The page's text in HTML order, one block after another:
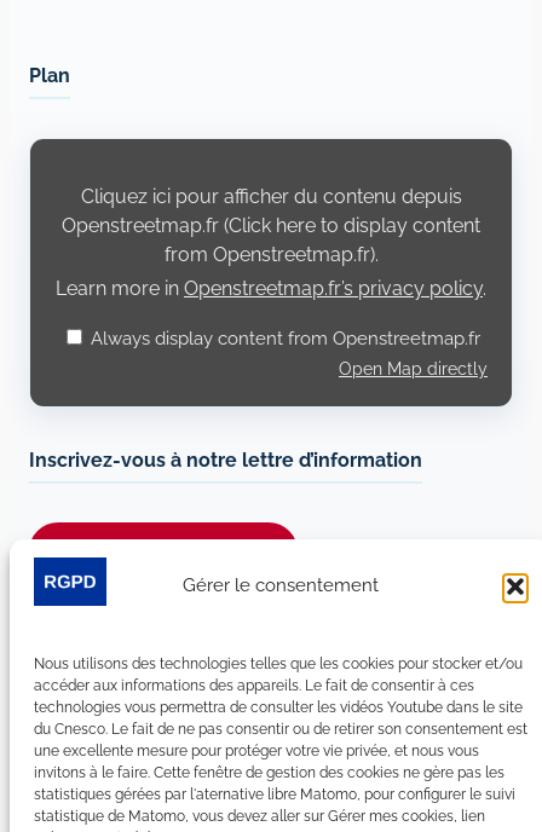
Gérer le consentement
Nous utilisons des technologies telles que les cookies pour stocker et/ou
accéder aux informations des appareils. Le fait de consentir à ces
technologies vous permettra de consulter les vidéos Youtube dans le site
du Cnesco. Le fait de ne pas consentir ou de retirer son consentement est
une excellente mesure pour protéger votre vie privée, et nous vous
invitons à le faire. Cette fenêtre de gestion des cookies ne gère pas les
statistiques gérées par l'aternative libre Matomo, pour configurer le suivi
statistique de Matomo, vous devez aller sur Gérer mes cookies, lien
Plan
Display
Openstreetmap.fr
Cliquez ici pour afficher du contenu depuis
Openstreetmap.fr (Click here to display content
from Openstreetmap.fr).
Learn more in Openstreetmap.fr’s privacy policy.
Always display content from Openstreetmap.fr
Open Map directly
Inscrivez-vous à notre lettre d’information
LinkedIn
YouTube
Facebook
Bluesky
Plan du site